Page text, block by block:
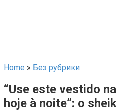
Home » Без рубрики
“Use este vestido
hoje à noite”: o